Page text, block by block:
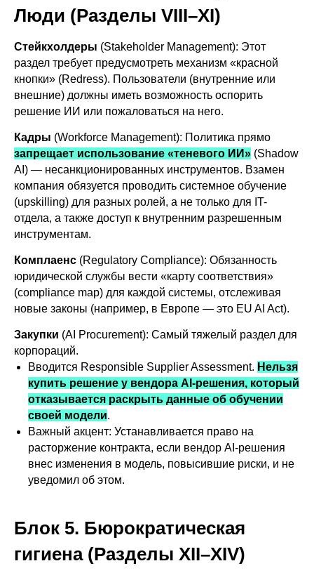
Люди (Разделы VIII–XI)
Стейкхолдеры (Stakeholder Management): Этот
раздел требует предусмотреть механизм «красной
кнопки» (Redress). Пользователи (внутренние или
внешние) должны иметь возможность оспорить
решение ИИ или пожаловаться на него.
Кадры (Workforce Management): Политика прямо
запрещает использование «теневого ИИ» (Shadow
AI) — несанкционированных инструментов. Взамен
компания обязуется проводить системное обучение
(upskilling) для разных ролей, а не только для IT-
отдела, а также доступ к внутренним разрешенным
инструментам.
Комплаенс (Regulatory Compliance): Обязанность
юридической службы вести «карту соответствия»
(compliance map) для каждой системы, отслеживая
новые законы (например, в Европе — это EU AI Act).
Закупки (AI Procurement): Самый тяжелый раздел для
корпораций.
Вводится Responsible Supplier Assessment. Нельзя
купить решение у вендора AI-решения, который
отказывается раскрыть данные об обучении
своей модели.
Важный акцент: Устанавливается право на
расторжение контракта, если вендор AI-решения
внес изменения в модель, повысившие риски, и не
уведомил об этом.
Блок 5. Бюрократическая
гигиена (Разделы XII–XIV)